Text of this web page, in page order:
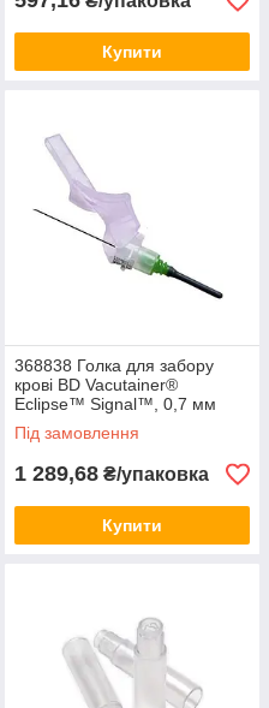
Купити
368838 Голка для забору
крові BD Vacutainer®
Eclipse™ Signal™, 0,7 мм
(22G) x 25 мм (50шт)
Під замовлення
1 289,68 ₴/упаковка
Купити